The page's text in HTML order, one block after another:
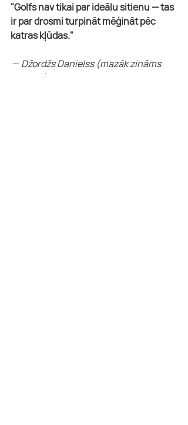
"Golfs nav tikai par ideālu sitienu — tas
ir par drosmi turpināt mēģināt pēc
katras kļūdas."
— Džordžs Danielss (mazāk zināms
golferis)